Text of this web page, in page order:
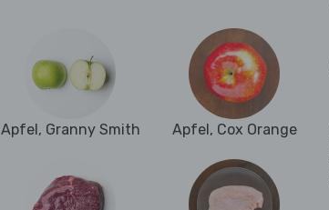
Apfel, Granny Smith Apfel, Cox Orange